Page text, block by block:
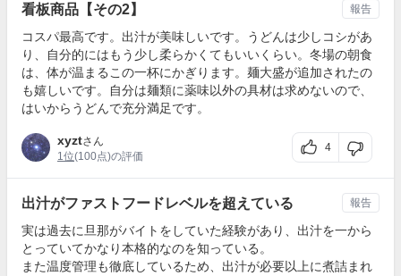
看板商品【その2】
コスパ最高です。出汁が美味しいです。うどんは少しコシがあ
り、自分的にはもう少し柔らかくてもいいくらい。冬場の朝食
は、体が温まるこの一杯にかぎります。麺大盛が追加されたの
も嬉しいです。自分は麺類に薬味以外の具材は求めないので、
はいからうどんで充分満足です。
xyztさん
1位(100点)の評価
4
報告
出汁がファストフードレベルを超えている
実は過去に旦那がバイトをしていた経験があり、出汁を一から
とっていてかなり本格的なのを知っている。
また温度管理も徹底しているため、出汁が必要以上に煮詰まれ
報告